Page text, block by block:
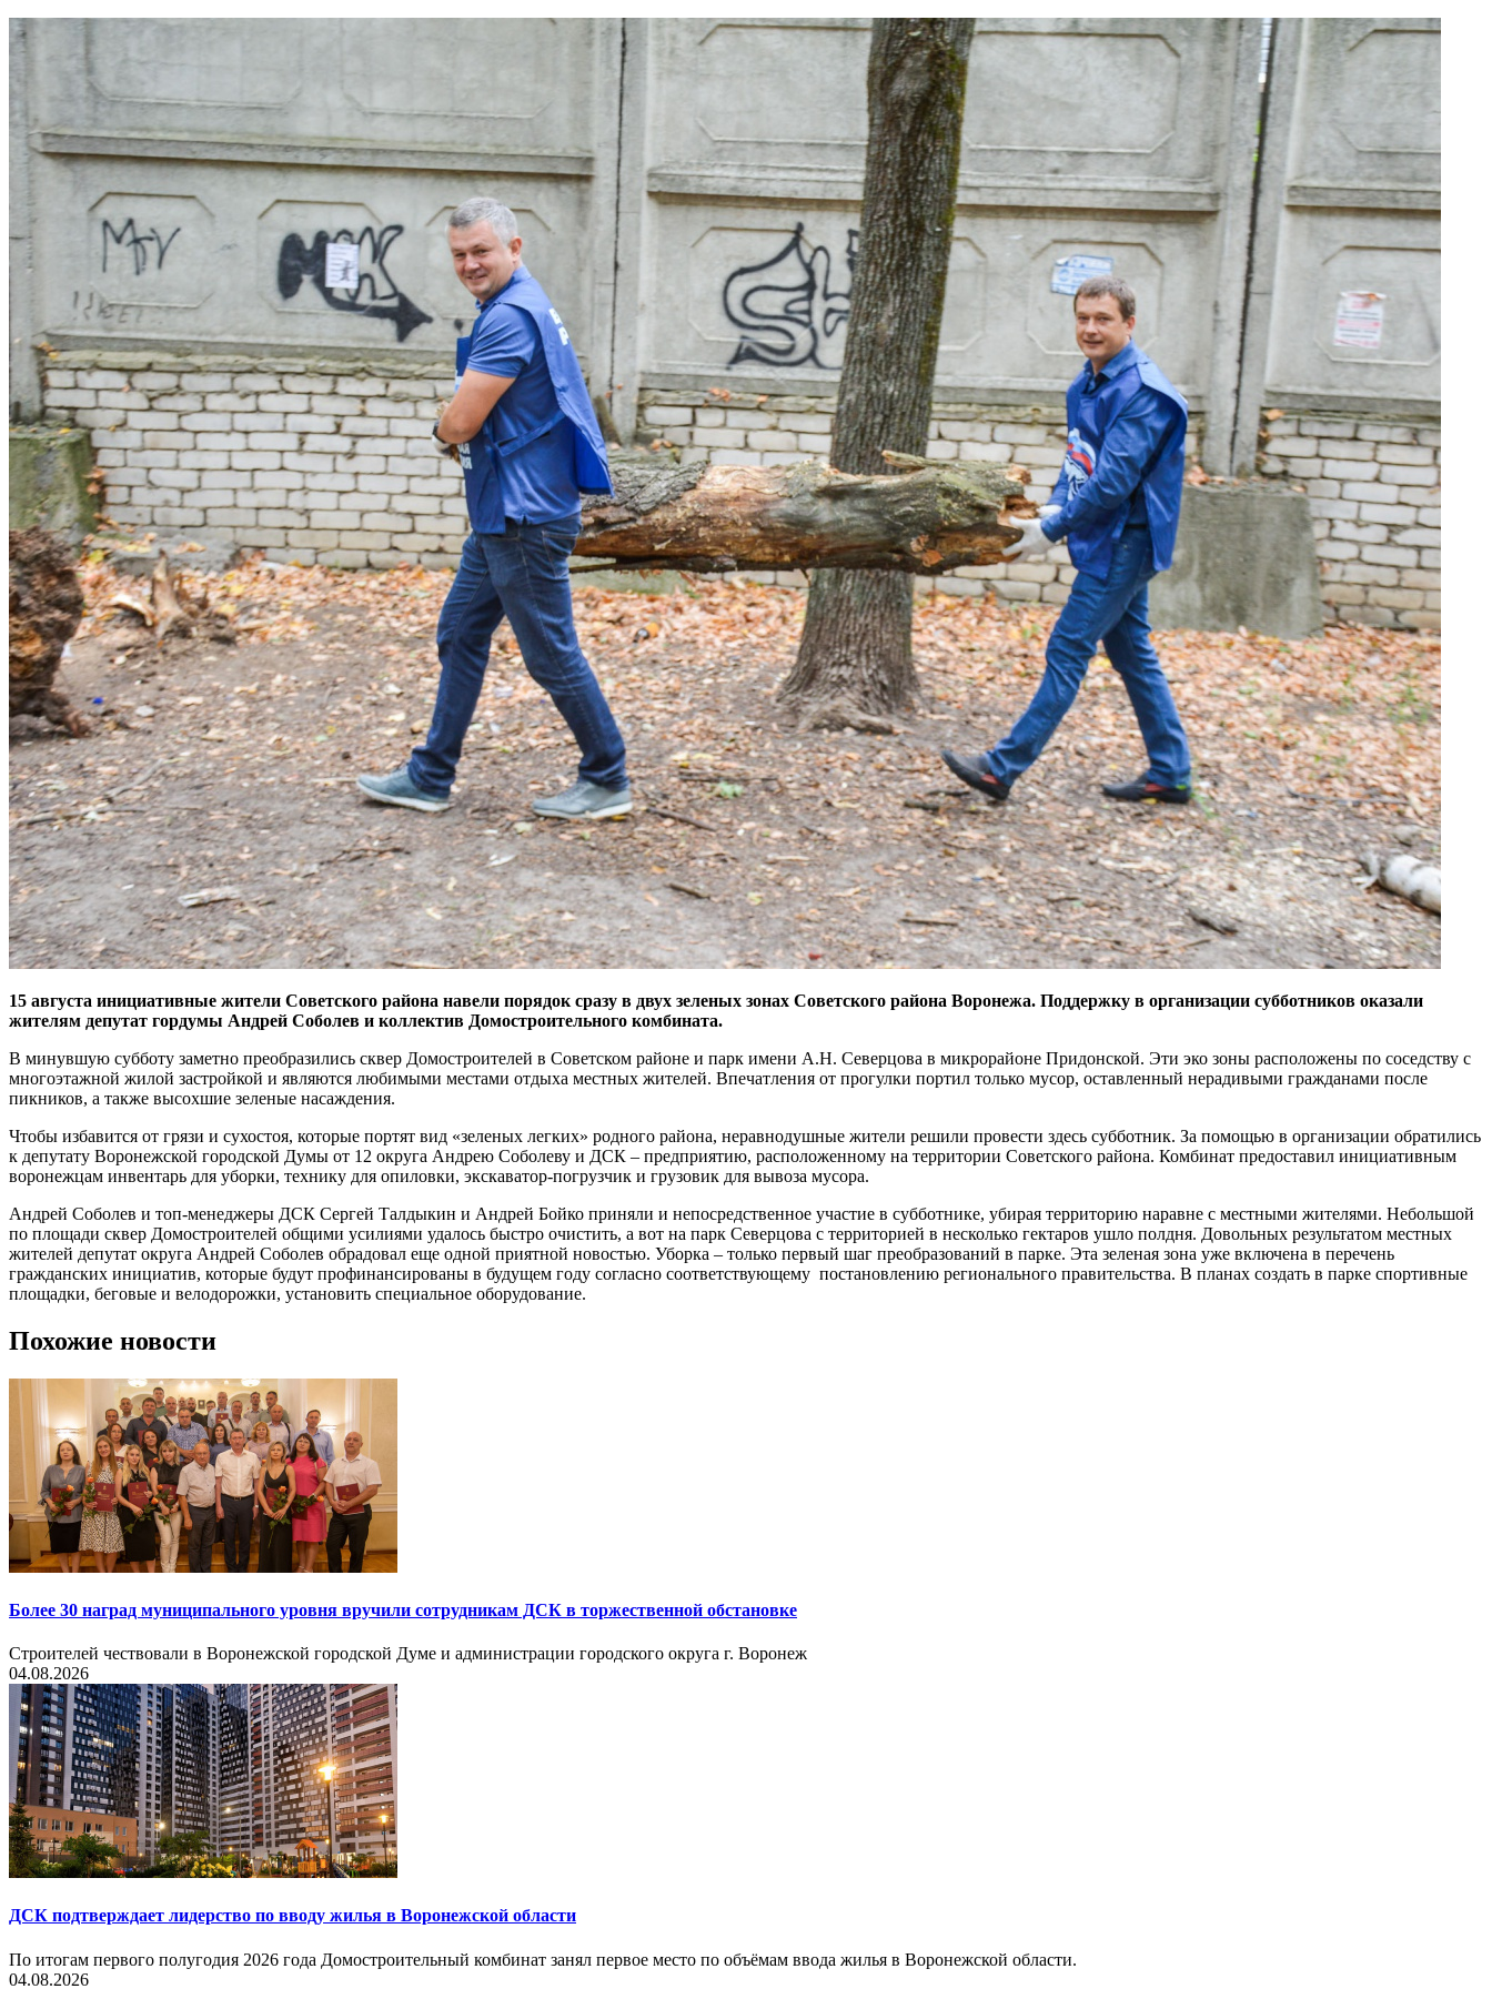
15 августа инициативные жители Советского района навели порядок сразу в двух зеленых зонах Советского района Воронежа. Поддержку в организации субботников оказали
жителям депутат гордумы Андрей Соболев и коллектив Домостроительного комбината.
В минувшую субботу заметно преобразились сквер Домостроителей в Советском районе и парк имени А.Н. Северцова в микрорайоне Придонской. Эти эко зоны расположены по соседству с
многоэтажной жилой застройкой и являются любимыми местами отдыха местных жителей. Впечатления от прогулки портил только мусор, оставленный нерадивыми гражданами после
пикников, а также высохшие зеленые насаждения.
Чтобы избавится от грязи и сухостоя, которые портят вид «зеленых легких» родного района, неравнодушные жители решили провести здесь субботник. За помощью в организации обратились
к депутату Воронежской городской Думы от 12 округа Андрею Соболеву и ДСК – предприятию, расположенному на территории Советского района. Комбинат предоставил инициативным
воронежцам инвентарь для уборки, технику для опиловки, экскаватор-погрузчик и грузовик для вывоза мусора.
Андрей Соболев и топ-менеджеры ДСК Сергей Талдыкин и Андрей Бойко приняли и непосредственное участие в субботнике, убирая территорию наравне с местными жителями. Небольшой
по площади сквер Домостроителей общими усилиями удалось быстро очистить, а вот на парк Северцова с территорией в несколько гектаров ушло полдня. Довольных результатом местных
жителей депутат округа Андрей Соболев обрадовал еще одной приятной новостью. Уборка – только первый шаг преобразований в парке. Эта зеленая зона уже включена в перечень
гражданских инициатив, которые будут профинансированы в будущем году согласно соответствующему постановлению регионального правительства. В планах создать в парке спортивные
площадки, беговые и велодорожки, установить специальное оборудование.
Похожие новости
Более 30 наград муниципального уровня вручили сотрудникам ДСК в торжественной обстановке
Строителей чествовали в Воронежской городской Думе и администрации городского округа г. Воронеж
04.08.2026
ДСК подтверждает лидерство по вводу жилья в Воронежской области
По итогам первого полугодия 2026 года Домостроительный комбинат занял первое место по объёмам ввода жилья в Воронежской области.
04.08.2026